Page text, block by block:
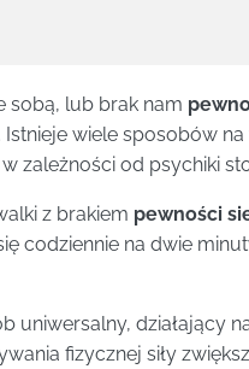
sobą, lub brak nam
wiele sposobów
zależności od psychiki
z brakiem pewności
codziennie na dwie
uniwersalny, działający
fizycznej siły